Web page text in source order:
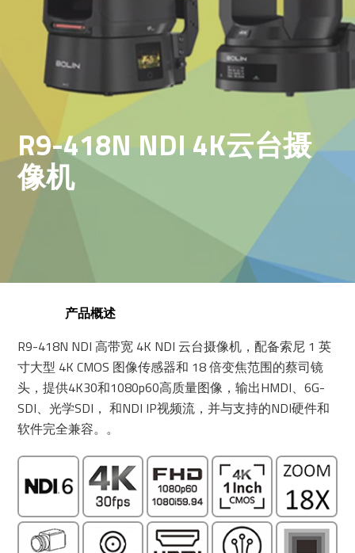
R9-418N NDI 4K云台摄
像机
产品概述
R9-418N NDI 高带宽 4K NDI 云台摄像机，配备索尼 1 英
寸大型 4K CMOS 图像传感器和 18 倍变焦范围的蔡司镜
头，提供4K30和1080p60高质量图像，输出HMDI、6G-
SDI、光学SDI， 和NDI IP视频流，并与支持的NDI硬件和
软件完全兼容。。